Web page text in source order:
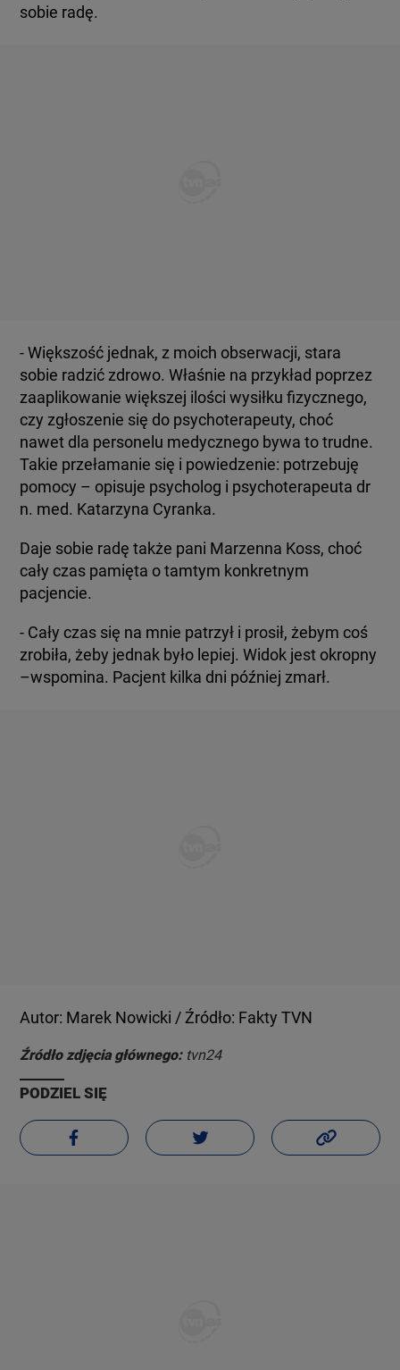
sobie radę.
- Większość jednak, z moich obserwacji, stara
sobie radzić zdrowo. Właśnie na przykład poprzez
zaaplikowanie większej ilości wysiłku fizycznego,
czy zgłoszenie się do psychoterapeuty, choć
nawet dla personelu medycznego bywa to trudne.
Takie przełamanie się i powiedzenie: potrzebuję
pomocy – opisuje psycholog i psychoterapeuta dr
n. med. Katarzyna Cyranka.
Daje sobie radę także pani Marzenna Koss, choć
cały czas pamięta o tamtym konkretnym
pacjencie.
- Cały czas się na mnie patrzył i prosił, żebym coś
zrobiła, żeby jednak było lepiej. Widok jest okropny
–wspomina. Pacjent kilka dni później zmarł.
Autor: Marek Nowicki / Źródło: Fakty TVN
Źródło zdjęcia głównego: tvn24
PODZIEL SIĘ